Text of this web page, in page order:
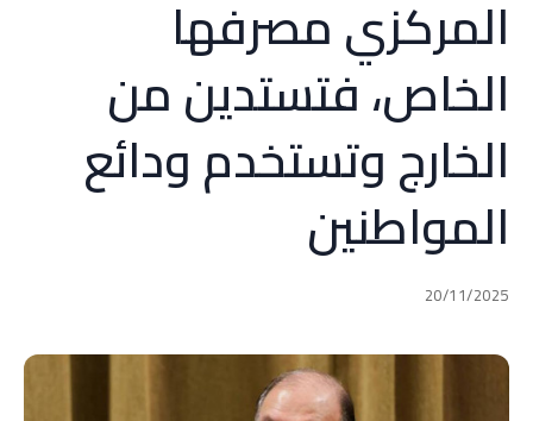
المركزي مصرفها
الخاص، فتستدين من
الخارج وتستخدم ودائع
المواطنين
20/11/2025